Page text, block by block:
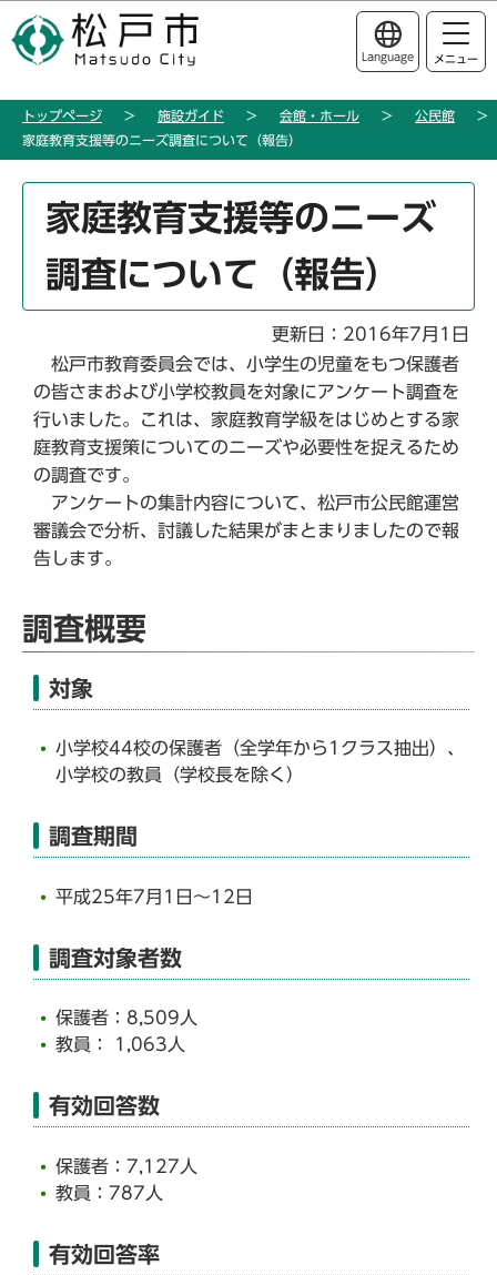
の
ー
このページの本文へ移動
Language メニュー
トップページ 施設ガイド 会館・ホール
公民館
家庭教育支援等のニーズ調査について（報告）
か
家庭教育支援等のニーズ
調査について（報告）
更新日：2016年7月1日
松戸市教育委員会では、小学生の児童をもつ保護者
の皆さまおよび小学校教員を対象にアンケート調査を
行いました。これは、家庭教育学級をはじめとする家
庭教育支援策についてのニーズや必要性を捉えるため
の調査です。
アンケートの集計内容について、松戸市公民館運営
審議会で分析、討議した結果がまとまりましたので報
告します。
調査概要
対象
小学校44校の保護者（全学年から1クラス抽出）、
小学校の教員（学校長を除く）
調査期間
平成25年7月1日～12日
調査対象者数
保護者：8,509人
教員： 1,063人
有効回答数
保護者：7,127人
教員：787人
有効回答率